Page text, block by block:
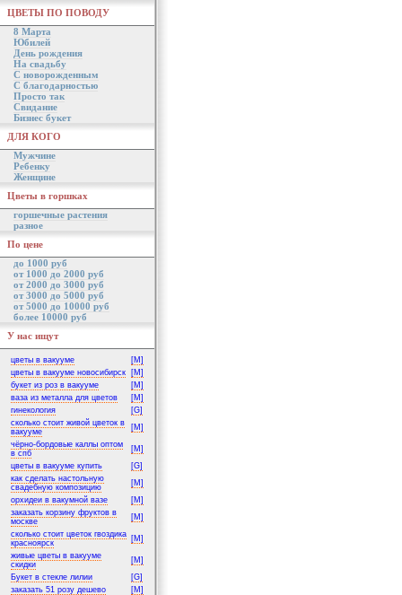
ЦВЕТЫ ПО ПОВОДУ
8 Марта
Юбилей
День рождения
На свадьбу
С новорожденным
С благодарностью
Просто так
Свидание
Бизнес букет
ДЛЯ КОГО
Мужчине
Ребенку
Женщине
Цветы в горшках
горшечные растения
разное
По цене
до 1000 руб
от 1000 до 2000 руб
от 2000 до 3000 руб
от 3000 до 5000 руб
от 5000 до 10000 руб
более 10000 руб
У нас ищут
цветы в вакууме
[M]
цветы в вакууме новосибирск
[M]
букет из роз в вакууме
[M]
ваза из металла для цветов
[M]
гинекология
[G]
сколько стоит живой цветок в
вакууме
[M]
чёрно-бордовые каллы оптом
в спб
[M]
цветы в вакууме купить
[G]
как сделать настольную
свадебную композицию
[M]
орхидеи в вакумной вазе
[M]
заказать корзину фруктов в
москве
[M]
сколько стоит цветок гвоздика
красноярск
[M]
живые цветы в вакууме
скидки
[M]
Букет в стекле лилии
[G]
заказать 51 розу дешево
[M]